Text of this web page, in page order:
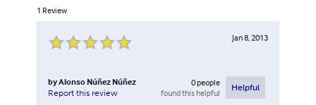
1 Review
Jan 8, 2013
byAlonso Núñez Núñez
Report this review
0people
found this helpful
Helpful